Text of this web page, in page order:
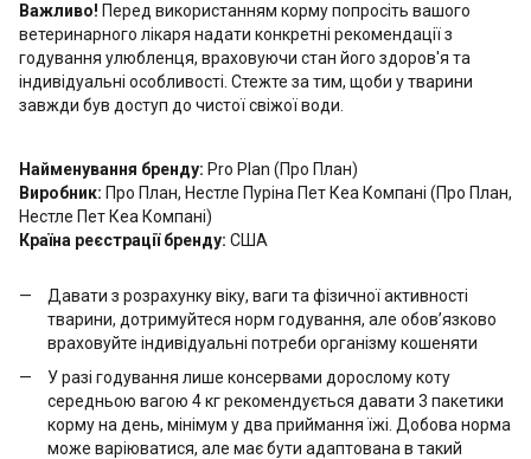
Важливо! Перед використанням корму попросіть вашого
ветеринарного лікаря надати конкретні рекомендації з
годування улюбленця, враховуючи стан його здоров'я та
індивідуальні особливості. Стежте за тим, щоби у тварини
завжди був доступ до чистої свіжої води.
Найменування бренду: Pro Plan (Про План)
Виробник: Про План, Нестле Пуріна Пет Кеа Компані (Про План,
Нестле Пет Кеа Компані)
Країна реєстрації бренду: США
Давати з розрахунку віку, ваги та фізичної активності
тварини, дотримуйтеся норм годування, але обов’язково
враховуйте індивідуальні потреби організму кошеняти
У разі годування лише консервами дорослому коту
середньою вагою 4 кг рекомендується давати 3 пакетики
корму на день, мінімум у два приймання їжі. Добова норма
може варіюватися, але має бути адаптована в такий